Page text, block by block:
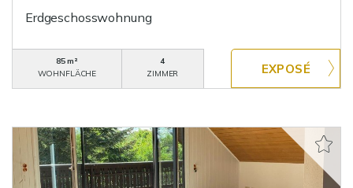
Erdgeschosswohnung
85 m²
WOHNFLÄCHE
4
ZIMMER